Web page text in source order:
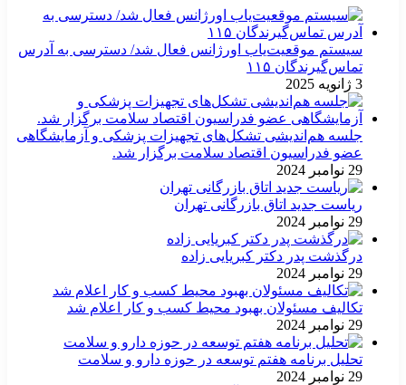
سیستم موقعیت‌یاب اورژانس فعال شد/ دسترسی به آدرس
تماس‌گیرندگان ۱۱۵
3 ژانویه 2025
جلسه هم‌اندیشی تشکل‌های تجهیزات پزشکی و آزمایشگاهی
عضو فدراسیون اقتصاد سلامت برگزار شد.
29 نوامبر 2024
ریاست جدید اتاق بازرگانی تهران
29 نوامبر 2024
درگذشت پدر دکتر کبریایی زاده
29 نوامبر 2024
تکالیف مسئولان بهبود محیط کسب و کار اعلام شد
29 نوامبر 2024
تحلیل برنامه هفتم توسعه در حوزه دارو و سلامت
29 نوامبر 2024